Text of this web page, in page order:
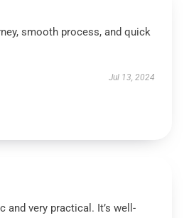
smooth process, and quick
Jul 13, 2024
very practical. It’s well-